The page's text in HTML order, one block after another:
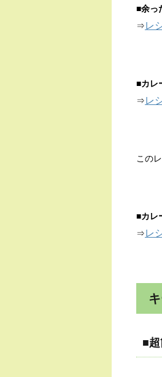
■余っ
⇒レ
■カレ
⇒レ
この
■カレ
⇒レ
■